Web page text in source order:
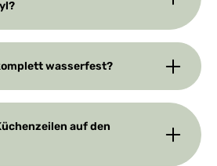
wasserfest?
auf den